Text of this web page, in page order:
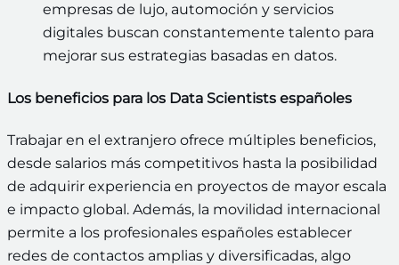
empresas de lujo, automoción y servicios
digitales buscan constantemente talento para
mejorar sus estrategias basadas en datos.
Los beneficios para los Data Scientists españoles
Trabajar en el extranjero ofrece múltiples beneficios,
desde salarios más competitivos hasta la posibilidad
de adquirir experiencia en proyectos de mayor escala
e impacto global. Además, la movilidad internacional
permite a los profesionales españoles establecer
redes de contactos amplias y diversificadas, algo